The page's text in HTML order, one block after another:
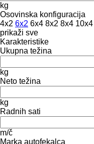
kg
Osovinska konfiguracija
4x2 6x2 6x4 8x2 8x4 10x4
prikaži sve
Karakteristike
Ukupna težina
kg
Neto težina
kg
Radnih sati
m/č
Marka autofekalca